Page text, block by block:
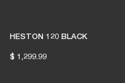
HESTON 120 BLACK
$ 1,299.99